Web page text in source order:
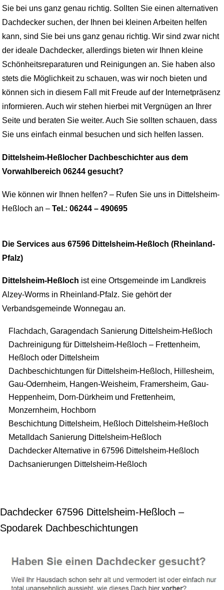
Sie bei uns ganz genau richtig. Sollten Sie einen alternativen
Dachdecker suchen, der Ihnen bei kleinen Arbeiten helfen
kann, sind Sie bei uns ganz genau richtig. Wir sind zwar nicht
der ideale Dachdecker, allerdings bieten wir Ihnen kleine
Schönheitsreparaturen und Reinigungen an. Sie haben also
stets die Möglichkeit zu schauen, was wir noch bieten und
können sich in diesem Fall mit Freude auf der Internetpräsenz
informieren. Auch wir stehen hierbei mit Vergnügen an Ihrer
Seite und beraten Sie weiter. Auch Sie sollten schauen, dass
Sie uns einfach einmal besuchen und sich helfen lassen.
Dittelsheim-Heßlocher Dachbeschichter aus dem
Vorwahlbereich 06244 gesucht?
Wie können wir Ihnen helfen? – Rufen Sie uns in Dittelsheim-
Heßloch an – Tel.: 06244 – 490695
Die Services aus 67596 Dittelsheim-Heßloch (Rheinland-
Pfalz)
Dittelsheim-Heßloch ist eine Ortsgemeinde im Landkreis
Alzey-Worms in Rheinland-Pfalz. Sie gehört der
Verbandsgemeinde Wonnegau an.
Flachdach, Garagendach Sanierung Dittelsheim-Heßloch
Dachreinigung für Dittelsheim-Heßloch – Frettenheim,
Heßloch oder Dittelsheim
Dachbeschichtungen für Dittelsheim-Heßloch, Hillesheim,
Gau-Odernheim, Hangen-Weisheim, Framersheim, Gau-
Heppenheim, Dorn-Dürkheim und Frettenheim,
Monzernheim, Hochborn
Beschichtung Dittelsheim, Heßloch Dittelsheim-Heßloch
Metalldach Sanierung Dittelsheim-Heßloch
Dachdecker Alternative in 67596 Dittelsheim-Heßloch
Dachsanierungen Dittelsheim-Heßloch
Dachdecker 67596 Dittelsheim-Heßloch –
Spodarek Dachbeschichtungen